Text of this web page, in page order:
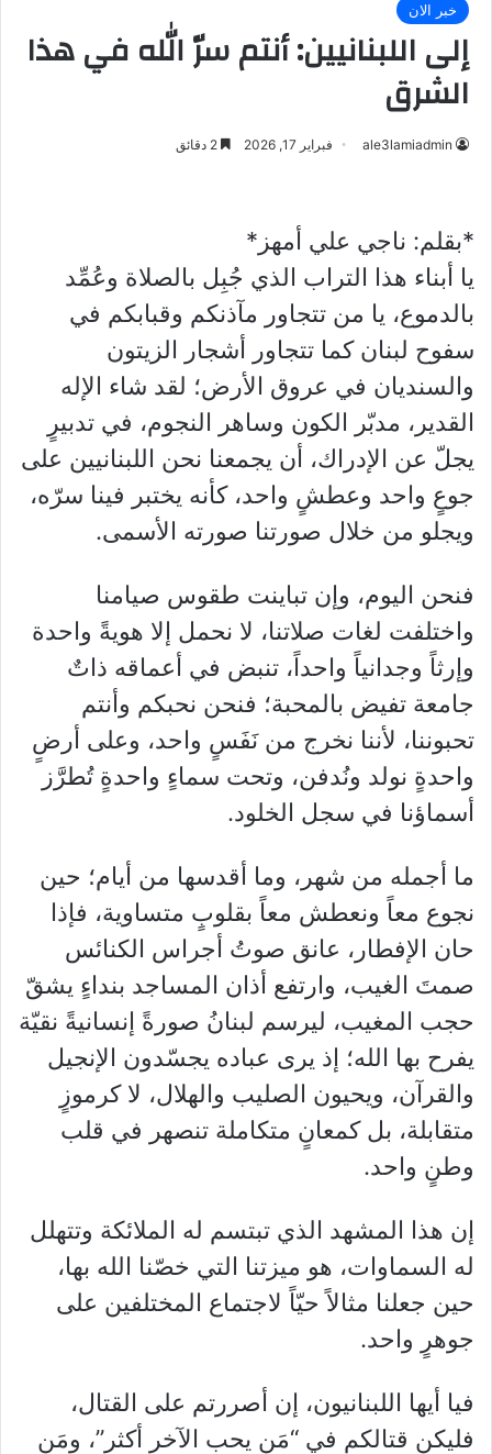
خبر الان
إلى اللبنانيين: أنتم سرّ الله في هذا
الشرق
ale3lamiadmin فبراير 17, 2026
*بقلم: ناجي علي أمهز*
يا أبناء هذا التراب الذي جُبِل بالصلاة وعُمِّد
بالدموع، يا من تتجاور مآذنكم وقبابكم في
سفوح لبنان كما تتجاور أشجار الزيتون
والسنديان في عروق الأرض؛ لقد شاء الإله
القدير، مدبّر الكون وساهر النجوم، في تدبيرٍ
يجلّ عن الإدراك، أن يجمعنا نحن اللبنانيين على
جوعٍ واحد وعطشٍ واحد، كأنه يختبر فينا سرّه،
ويجلو من خلال صورتنا صورته الأسمى.
فنحن اليوم، وإن تباينت طقوس صيامنا
واختلفت لغات صلاتنا، لا نحمل إلا هويةً واحدة
وإرثاً وجدانياً واحداً، تنبض في أعماقه ذاتٌ
جامعة تفيض بالمحبة؛ فنحن نحبكم وأنتم
تحبوننا، لأننا نخرج من نَفَسٍ واحد، وعلى أرضٍ
واحدةٍ نولد ونُدفن، وتحت سماءٍ واحدةٍ تُطرَّز
أسماؤنا في سجل الخلود.
ما أجمله من شهر، وما أقدسها من أيام؛ حين
نجوع معاً ونعطش معاً بقلوبٍ متساوية، فإذا
حان الإفطار، عانق صوتُ أجراس الكنائس
صمتَ الغيب، وارتفع أذان المساجد بنداءٍ يشقّ
حجب المغيب، ليرسم لبنانُ صورةً إنسانيةً نقيّة
يفرح بها الله؛ إذ يرى عباده يجسّدون الإنجيل
والقرآن، ويحيون الصليب والهلال، لا كرموزٍ
متقابلة، بل كمعانٍ متكاملة تنصهر في قلب
وطنٍ واحد.
إن هذا المشهد الذي تبتسم له الملائكة وتتهلل
له السماوات، هو ميزتنا التي خصّنا الله بها،
حين جعلنا مثالاً حيّاً لاجتماع المختلفين على
جوهرٍ واحد.
فيا أيها اللبنانيون، إن أصررتم على القتال،
فليكن قتالكم في “مَن يحب الآخر أكثر”، ومَن